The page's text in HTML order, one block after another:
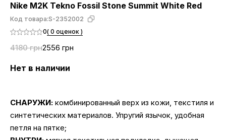
Nike M2K Tekno Fossil Stone Summit White Red
Код товара:S-2352002
0( 0 оценок )
4180 грн2556 грн
Нет в наличии
СНАРУЖИ: комбинированный верх из кожи, текстиля и
синтетических материалов. Упругий язычок, удобная
петля на пятке;